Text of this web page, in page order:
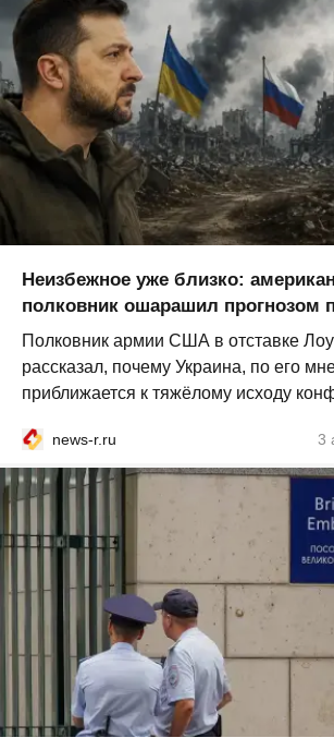
Неизбежное уже близко:
полковник ошарашил прогнозом
Полковник армии США в отставке
рассказал, почему Украина, по его
приближается к тяжёлому исходу
news-r.ru 3